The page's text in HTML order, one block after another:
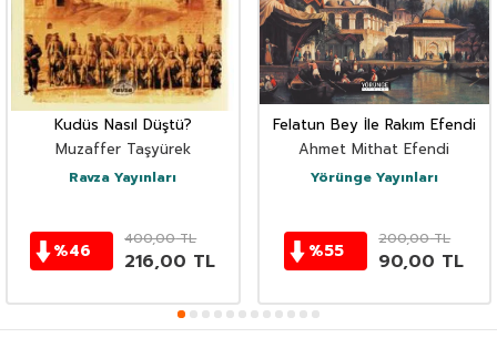
Kudüs Nasıl Düştü?
Muzaffer Taşyürek
Ravza Yayınları
%46
400,00TL
216,00 TL
Felatun Bey İle Rakım Efendi
Ahmet Mithat Efendi
Yörünge Yayınları
%55
200,00TL
90,00 TL